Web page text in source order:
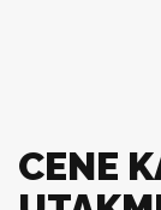
CENE